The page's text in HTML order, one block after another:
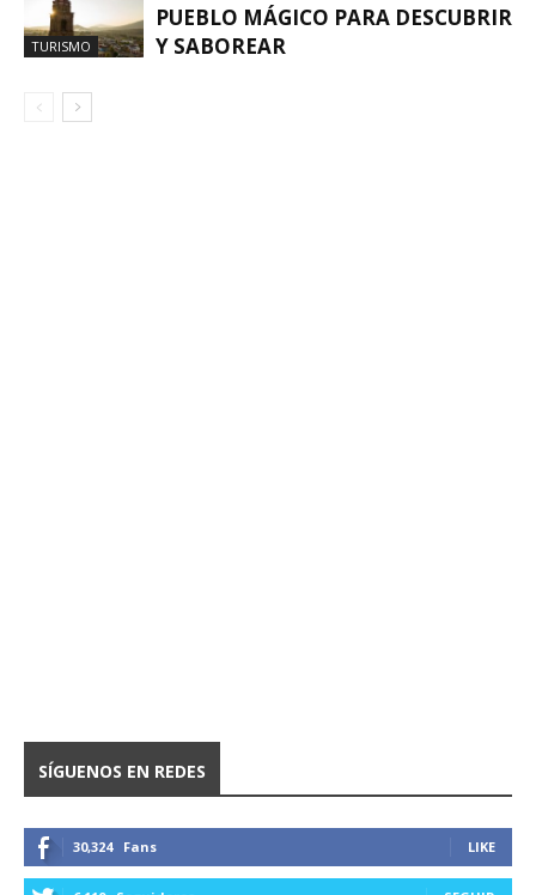
TURISMO
PUEBLO MÁGICO PARA DESCUBRIR
Y SABOREAR
SÍGUENOS EN REDES
30,324 Fans LIKE